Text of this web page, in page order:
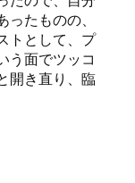
たものの、
トとして、プ
う面でツッコ
開き直り、臨